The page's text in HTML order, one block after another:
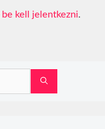
be kell jelentkezni.